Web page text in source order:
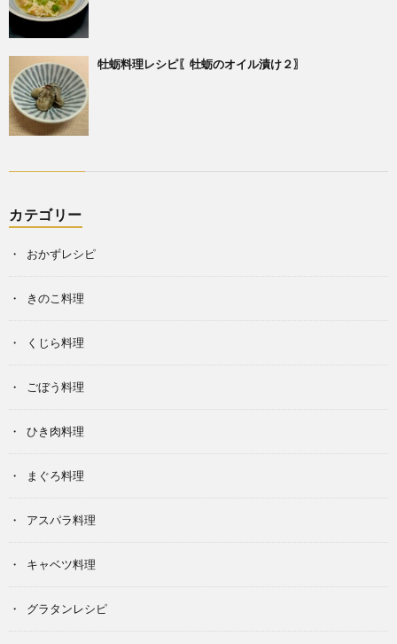
牡蛎料理レシピ〖牡蛎のオイル漬け２〗
カテゴリー
おかずレシピ
きのこ料理
くじら料理
ごぼう料理
ひき肉料理
まぐろ料理
アスパラ料理
キャベツ料理
グラタンレシピ